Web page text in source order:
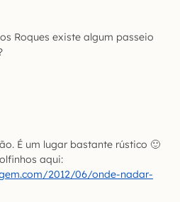
Roques existe algum passeio
É um lugar bastante rústico 🙂
aqui:
2012/06/onde-nadar-